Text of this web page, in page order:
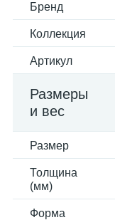
Бренд
Коллекция
Артикул
Размеры
и вес
Размер
Толщина
(мм)
Форма